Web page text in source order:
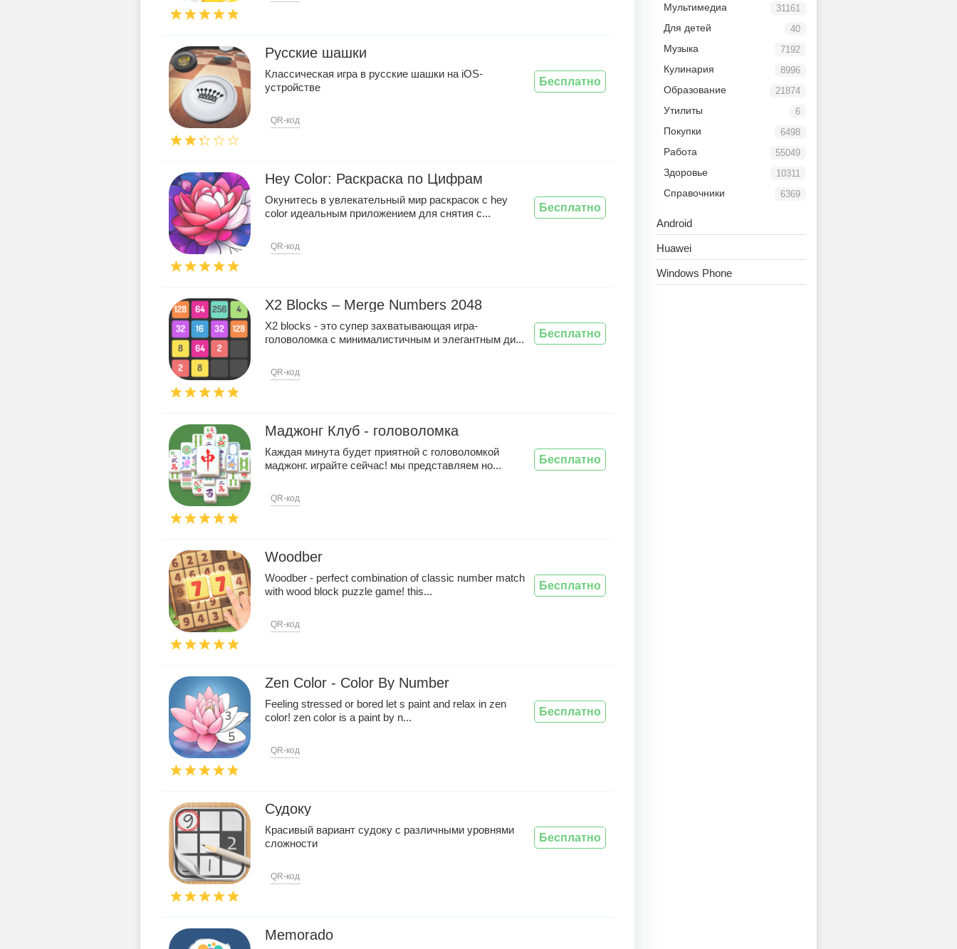
Русские шашки
Классическая игра в русские шашки на iOS-
устройстве
QR-код
Бесплатно
Hey Color: Раскраска по Цифрам
Окунитесь в увлекательный мир раскрасок с hey
color идеальным приложением для снятия с...
QR-код
Бесплатно
X2 Blocks – Merge Numbers 2048
X2 blocks - это супер захватывающая игра-
головоломка с минималистичным и элегантным ди...
QR-код
Бесплатно
Маджонг Клуб - головоломка
Каждая минута будет приятной с головоломкой
маджонг. играйте сейчас! мы представляем но...
QR-код
Бесплатно
Woodber
Woodber - perfect combination of classic number match
with wood block puzzle game! this...
QR-код
Бесплатно
Zen Color - Color By Number
Feeling stressed or bored let s paint and relax in zen
color! zen color is a paint by n...
QR-код
Бесплатно
Судоку
Красивый вариант судоку с различными уровнями
сложности
QR-код
Бесплатно
Memorado
31161
Мультимедиа
40
Для детей
7192
Музыка
8996
Кулинария
21874
Образование
6
Утилиты
6498
Покупки
55049
Работа
10311
Здоровье
6369
Справочники
Android
Huawei
Windows Phone